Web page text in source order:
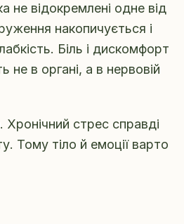
не відокремлені одне від
накопичується і
Біль і дискомфорт
в органі, а в нервовій
стрес справді
Тому тіло й емоції варто